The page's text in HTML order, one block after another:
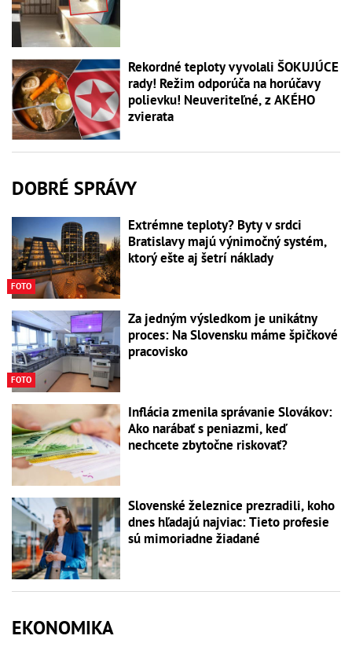
Rekordné teploty vyvolali ŠOKUJÚCE
rady! Režim odporúča na horúčavy
polievku! Neuveriteľné, z AKÉHO
zvierata
DOBRÉ SPRÁVY
FOTO
Extrémne teploty? Byty v srdci
Bratislavy majú výnimočný systém,
ktorý ešte aj šetrí náklady
FOTO
Za jedným výsledkom je unikátny
proces: Na Slovensku máme špičkové
pracovisko
Inflácia zmenila správanie Slovákov:
Ako narábať s peniazmi, keď
nechcete zbytočne riskovať?
Slovenské železnice prezradili, koho
dnes hľadajú najviac: Tieto profesie
sú mimoriadne žiadané
EKONOMIKA